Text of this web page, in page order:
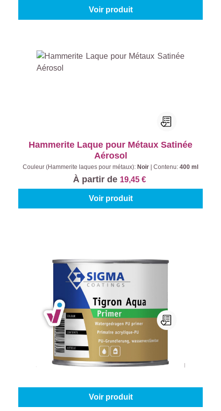
Voir produit
Hammerite Laque pour Métaux Satinée
Aérosol
Couleur (Hammerite laques pour métaux): Noir Contenu: 400 ml
À partir de 19,45 €
Voir produit
Sigma Tigron Aqua Primer
Sélectionnez votre couleur:Blanc (100%)| Contenu:
Voir produit